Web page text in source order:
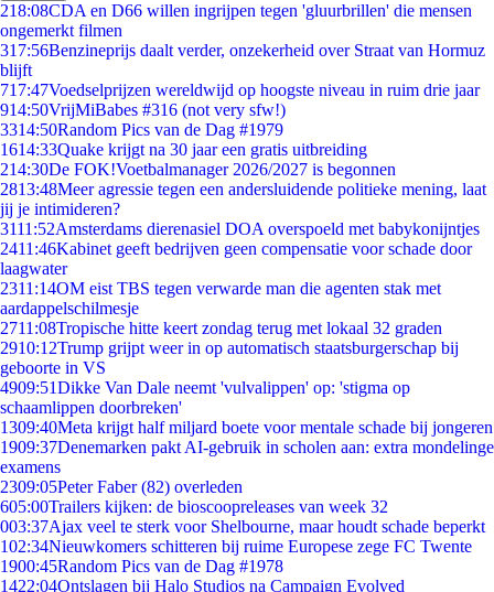
218:08CDA en D66 willen ingrijpen tegen 'gluurbrillen' die mensen
ongemerkt filmen
317:56Benzineprijs daalt verder, onzekerheid over Straat van Hormuz
blijft
717:47Voedselprijzen wereldwijd op hoogste niveau in ruim drie jaar
914:50VrijMiBabes #316 (not very sfw!)
3314:50Random Pics van de Dag #1979
1614:33Quake krijgt na 30 jaar een gratis uitbreiding
214:30De FOK!Voetbalmanager 2026/2027 is begonnen
2813:48Meer agressie tegen een andersluidende politieke mening, laat
jij je intimideren?
3111:52Amsterdams dierenasiel DOA overspoeld met babykonijntjes
2411:46Kabinet geeft bedrijven geen compensatie voor schade door
laagwater
2311:14OM eist TBS tegen verwarde man die agenten stak met
aardappelschilmesje
2711:08Tropische hitte keert zondag terug met lokaal 32 graden
2910:12Trump grijpt weer in op automatisch staatsburgerschap bij
geboorte in VS
4909:51Dikke Van Dale neemt 'vulvalippen' op: 'stigma op
schaamlippen doorbreken'
1309:40Meta krijgt half miljard boete voor mentale schade bij jongeren
1909:37Denemarken pakt AI-gebruik in scholen aan: extra mondelinge
examens
2309:05Peter Faber (82) overleden
605:00Trailers kijken: de bioscoopreleases van week 32
003:37Ajax veel te sterk voor Shelbourne, maar houdt schade beperkt
102:34Nieuwkomers schitteren bij ruime Europese zege FC Twente
1900:45Random Pics van de Dag #1978
1422:04Ontslagen bij Halo Studios na Campaign Evolved